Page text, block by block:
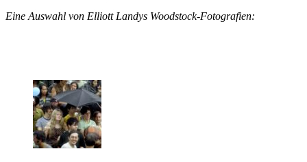
Eine Auswahl von Elliott Landys Woodstock-Fotografien: